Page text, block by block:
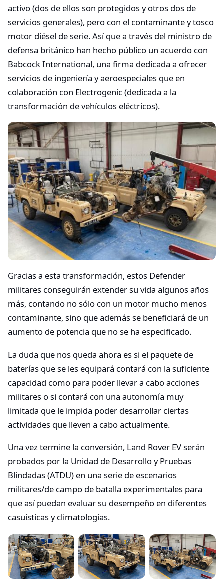
activo (dos de ellos son protegidos y otros dos de
servicios generales), pero con el contaminante y tosco
motor diésel de serie. Así que a través del ministro de
defensa británico han hecho público un acuerdo con
Babcock International, una firma dedicada a ofrecer
servicios de ingeniería y aeroespeciales que en
colaboración con Electrogenic (dedicada a la
transformación de vehículos eléctricos).
Gracias a esta transformación, estos Defender
militares conseguirán extender su vida algunos años
más, contando no sólo con un motor mucho menos
contaminante, sino que además se beneficiará de un
aumento de potencia que no se ha especificado.
La duda que nos queda ahora es si el paquete de
baterías que se les equipará contará con la suficiente
capacidad como para poder llevar a cabo acciones
militares o si contará con una autonomía muy
limitada que le impida poder desarrollar ciertas
actividades que lleven a cabo actualmente.
Una vez termine la conversión, Land Rover EV serán
probados por la Unidad de Desarrollo y Pruebas
Blindadas (ATDU) en una serie de escenarios
militares/de campo de batalla experimentales para
que así puedan evaluar su desempeño en diferentes
casuísticas y climatologías.